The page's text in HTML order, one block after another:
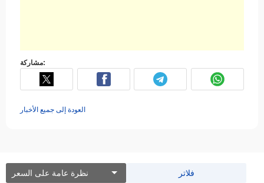
مشاركة:
العودة إلى جميع الأخبار
نظرة عامة على السعر فلاتر